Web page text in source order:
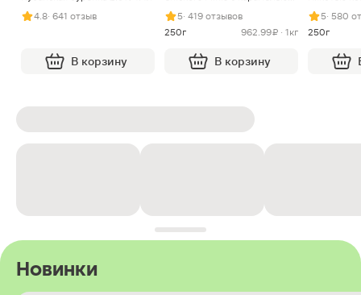
4.8· 641 отзыв
В корзину
арахисом и нугой
5· 419 отзывов
250г
962.99 ₽ · 1кг
В корзину
5· 580
250г
Новинки